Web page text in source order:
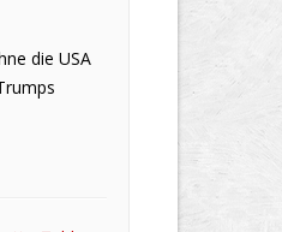
die USA